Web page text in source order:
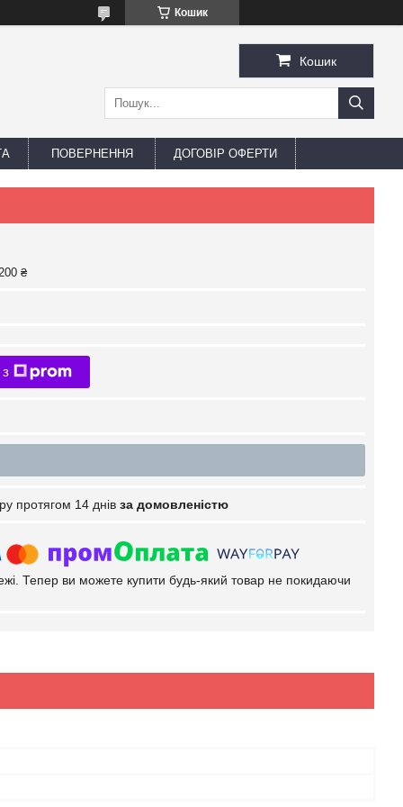
Кошик
Кошик
ПОВЕРНЕННЯ ДОГОВІР ОФЕРТИ
₴
протягом 14 днів за домовленістю
Тепер ви можете купити будь-який товар не покидаючи